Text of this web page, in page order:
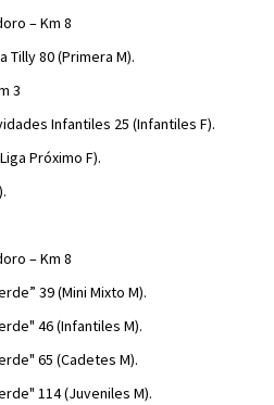
– Km 8
Tilly 80 (Primera M).
3
Infantiles 25 (Infantiles F).
Próximo F).
– Km 8
39 (Mini Mixto M).
46 (Infantiles M).
65 (Cadetes M).
114 (Juveniles M).